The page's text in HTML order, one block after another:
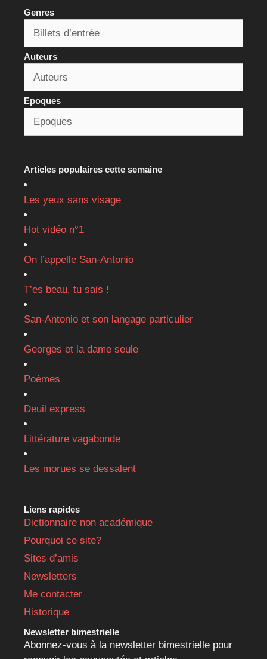
Genres
Auteurs
Epoques
Articles populaires cette semaine
Les yeux sans visage
Hot vidéo n°1
On l’appelle San-Antonio
T’es beau, tu sais !
San-Antonio et son langage particulier
Georges et la dame seule
Poèmes
Deuil express
Littérature vagabonde
Les morues se dessalent
Liens rapides
Dictionnaire non académique
Pourquoi ce site?
Sites d’amis
Newsletters
Me contacter
Historique
Newsletter bimestrielle
Abonnez-vous à la newsletter bimestrielle pour